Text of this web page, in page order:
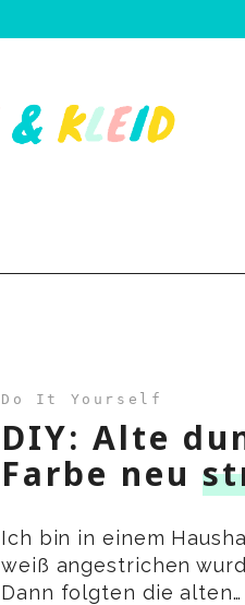
Do It Yourself
DIY: Alte
Farbe neu
Ich bin in einem
weiß angestrichen
Dann folgten die alten…